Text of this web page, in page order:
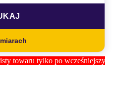
tylko po wcześniejszym